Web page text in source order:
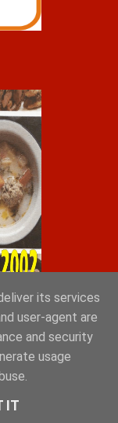
Farms with
ΑΘΗΝΑ
its services
user-agent are
and security
usage
IT